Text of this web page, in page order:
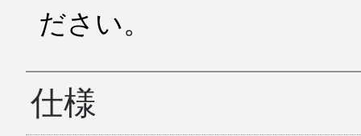
ださい。
仕様